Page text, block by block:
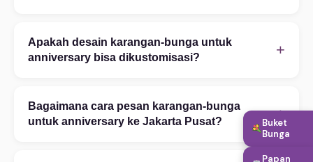
Untuk same-day delivery (2–4 jam), pastikan order
sebelum jam 14:00. Tersedia juga layanan express 2–
Apakah desain karangan-bunga untuk
anniversary bisa dikustomisasi?
+
warna bunga, ukuran rangkaian, teks ucapan, hingga
penambahan aksesoris. Konsultasi desain gratis via
WhatsApp 08111919922. Foto referensi sangat
Bagaimana cara pesan karangan-bunga
untuk anniversary ke Jakarta Pusat?
+
Buket
Bunga
Papan